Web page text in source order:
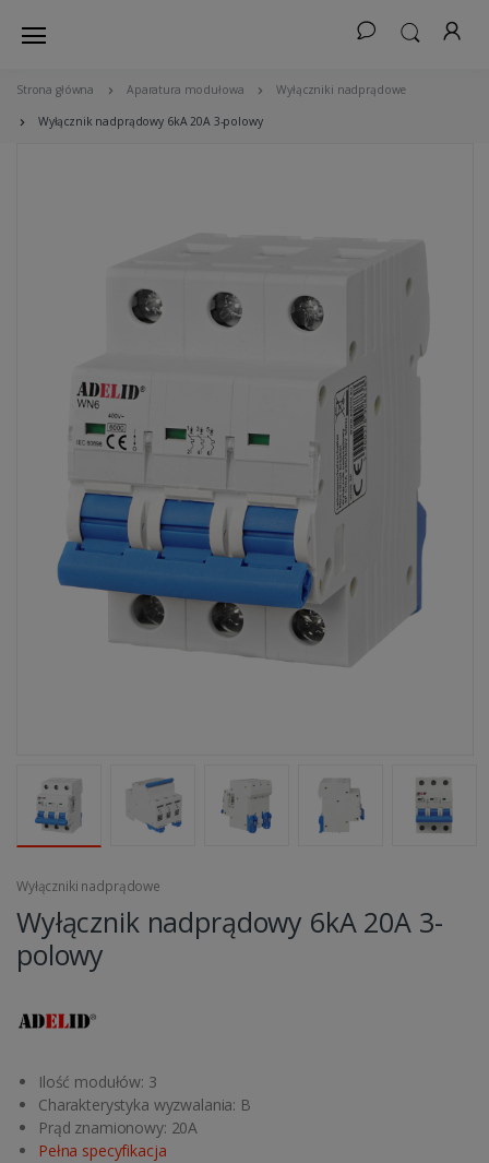
Strona główna Aparatura modułowa Wyłączniki nadprądowe
Wyłącznik nadprądowy 6kA 20A 3-polowy
Wyłączniki nadprądowe
Wyłącznik nadprądowy 6kA 20A 3-
polowy
Ilość modułów: 3
Charakterystyka wyzwalania: B
Prąd znamionowy: 20A
Pełna specyfikacja